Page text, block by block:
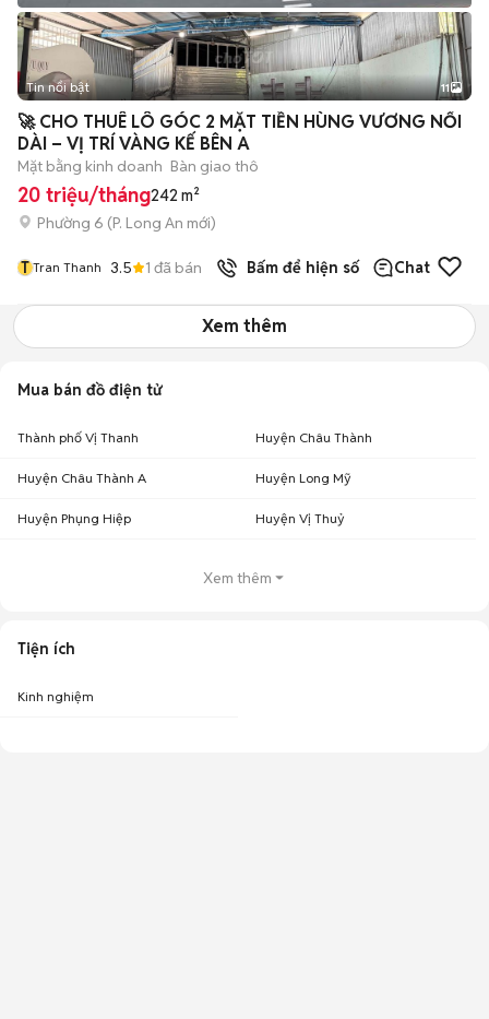
+2
Tin nổi bật 11
🚀 CHO THUÊ LÔ GÓC 2 MẶT TIỀN HÙNG VƯƠNG NỐI
DÀI – VỊ TRÍ VÀNG KẾ BÊN A
Mặt bằng kinh doanh Bàn giao thô
20 triệu/tháng242 m²
Phường 6 (P. Long An mới)
T Tran Thanh 3.5 1 đã bán Bấm để hiện số Chat
Xem thêm
Mua bán đồ điện tử
Thành phố Vị Thanh Huyện Châu Thành
Huyện Châu Thành A Huyện Long Mỹ
Huyện Phụng Hiệp Huyện Vị Thuỷ
Xem thêm
Tiện ích
Kinh nghiệm